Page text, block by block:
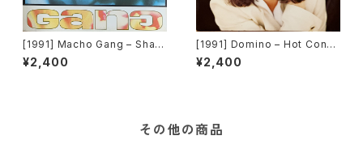
[1991] Macho Gang – Shak
e Shake [Time Records][T
RD 1204]
¥2,400
[1991] Domino – Hot Confe
ssion[A.Beat-C.]
¥2,400
その他の商品